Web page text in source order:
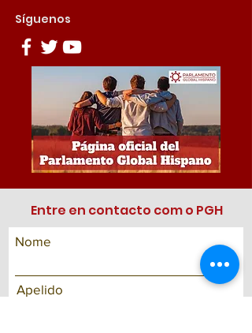
Síguenos
Entre en contacto com o PGH
Nome
Apelido